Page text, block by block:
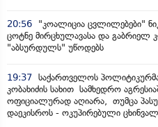
20:56
"კოალიცია ცვლილებები"
ცოტნე მირცხულავასა და გაბრიელ
"აბსურდულს" უწოდებს
19:37 საქართველოს
კობახიძის სახით სამხედრო
ოფიციალურად აღიარა, თუმცა
დაეკისროს - ოკუპირებული